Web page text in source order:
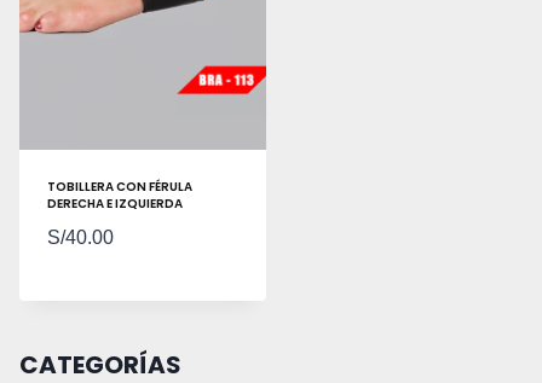
TOBILLERA CON FÉRULA
DERECHA E IZQUIERDA
S/40.00
CATEGORÍAS